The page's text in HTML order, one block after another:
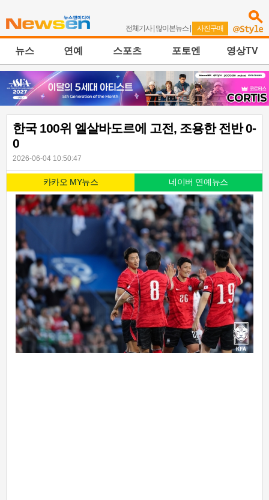
전체기사| 많이본뉴스 | 사진구매
뉴스 연예 스포츠 포토엔 영상TV
한국 100위 엘살바도르에 고전, 조용한 전반 0-
0
2026-06-04 10:50:47
카카오 MY뉴스 네이버 연예뉴스